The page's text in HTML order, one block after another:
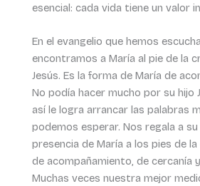
esencial: cada vida tiene un valor
En el evangelio que hemos
encontramos a María al pie de la
Jesús. Es la forma de María de
No podía hacer mucho por su hijo
así le logra arrancar las palabras
podemos esperar. Nos regala a su
presencia de María a los pies de
de acompañamiento, de cercanía
Muchas veces nuestra mejor